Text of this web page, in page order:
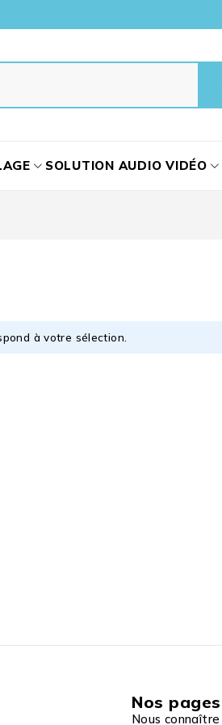
SOLUTION AUDIO VIDÉO
à votre sélection.
Nos pages
Nous connaître